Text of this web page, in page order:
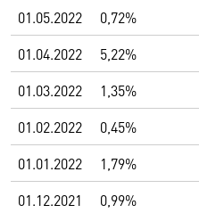
01.05.2022
0,72%
01.04.2022
5,22%
01.03.2022
1,35%
01.02.2022
0,45%
01.01.2022
1,79%
01.12.2021
0,99%